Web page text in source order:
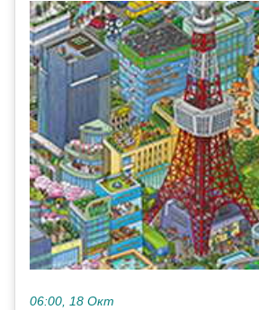
06:00, 18 Окт